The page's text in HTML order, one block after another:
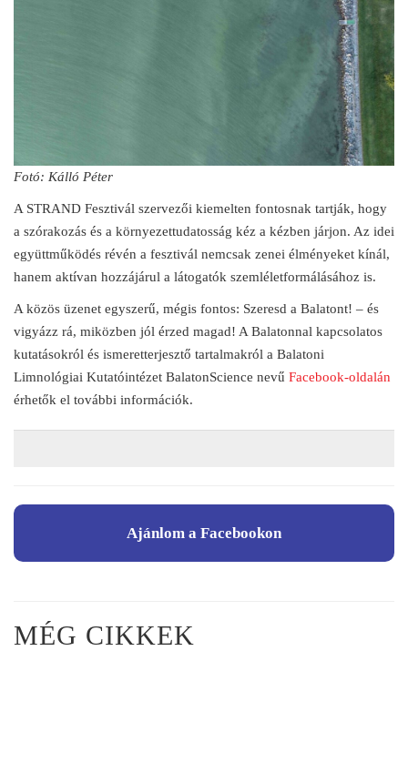
Fotó: Kálló Péter
A STRAND Fesztivál szervezői kiemelten fontosnak tartják, hogy
a szórakozás és a környezettudatosság kéz a kézben járjon. Az idei
együttműködés révén a fesztivál nemcsak zenei élményeket kínál,
hanem aktívan hozzájárul a látogatók szemléletformálásához is.
A közös üzenet egyszerű, mégis fontos: Szeresd a Balatont! – és
vigyázz rá, miközben jól érzed magad! A Balatonnal kapcsolatos
kutatásokról és ismeretterjesztő tartalmakról a Balatoni
Limnológiai Kutatóintézet BalatonScience nevű Facebook-oldalán
érhetők el további információk.
Ajánlom a Facebookon
MÉG CIKKEK